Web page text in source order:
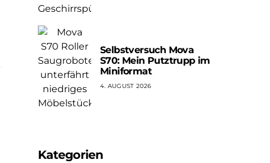
Selbstversuch Mova
S70: Mein Putztrupp im
Miniformat
4. AUGUST 2026
Kategorien